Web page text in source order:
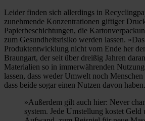
Leider finden sich allerdings in
zunehmende Konzentrationen giftiger
Papierbeschichtungen, die
zum Gesundheitsrisiko werden lassen.
Produktentwicklung nicht vom Ende her
Braungart, der seit über dreißig Jahren
Materialien so in immerwährenden
lassen, dass weder Umwelt noch
dass beide sogar einen Nutzen davon haben.
»Außerdem gilt auch hier: Never
system. Jede Umstellung kostet Geld